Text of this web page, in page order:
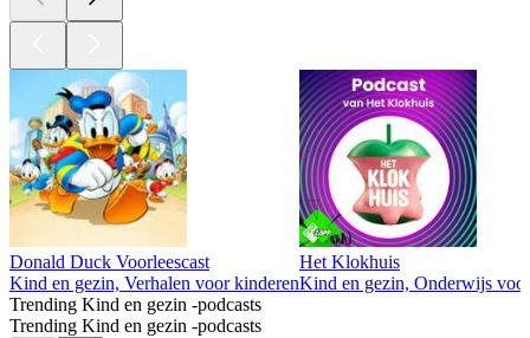
Donald Duck Voorleescast
Kind en gezin, Verhalen voor kinderen
Het Klokhuis
Kind en gezin, Onderwijs
Trending Kind en gezin -podcasts
Trending Kind en gezin -podcasts